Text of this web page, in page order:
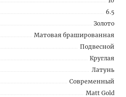
6.5
Золото
Матовая брашированная
Подвесной
Круглая
Латунь
Современный
Matt Gold